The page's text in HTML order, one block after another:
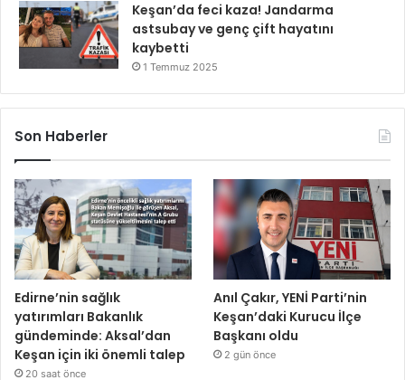
Keşan’da feci kaza! Jandarma
astsubay ve genç çift hayatını
kaybetti
1 Temmuz 2025
Son Haberler
Edirne’nin sağlık
yatırımları Bakanlık
gündeminde: Aksal’dan
Keşan için iki önemli talep
20 saat önce
Anıl Çakır, YENİ Parti’nin
Keşan’daki Kurucu İlçe
Başkanı oldu
2 gün önce